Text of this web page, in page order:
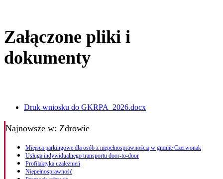
Załączone pliki i
dokumenty
Druk wniosku do GKRPA_2026.docx
Najnowsze w: Zdrowie
Miejsca parkingowe dla osób z niepełnosprawnością w gminie Czerwonak
Usługa indywidualnego transportu door-to-door
Profilaktyka uzależnień
Niepełnosprawność